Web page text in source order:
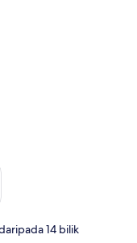
depan Ogo 21 -
14 bilik